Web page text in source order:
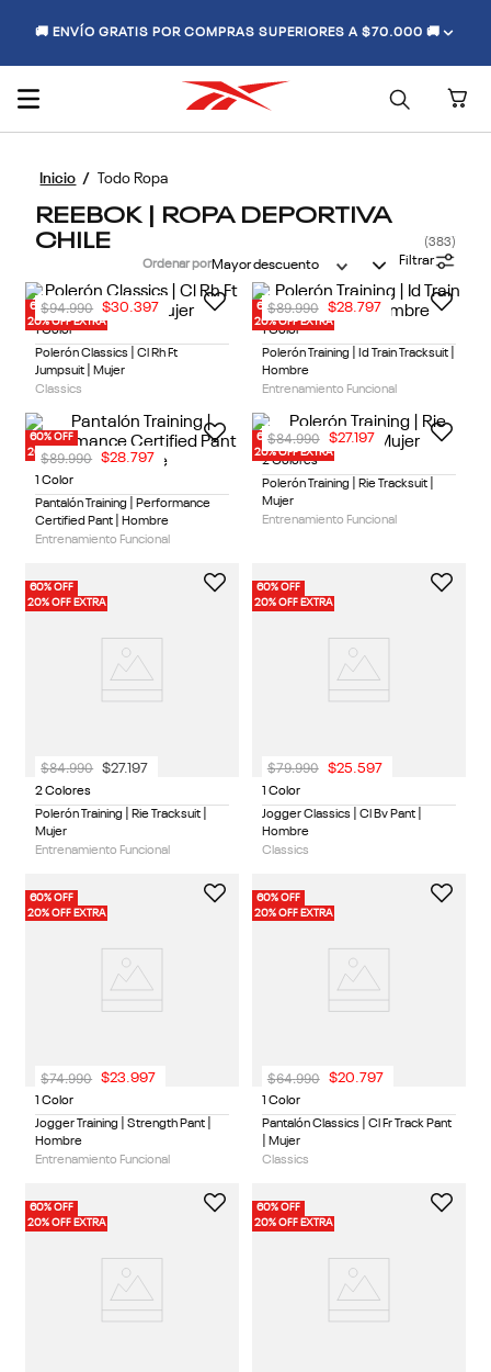
🚚 ENVÍO GRATIS POR COMPRAS SUPERIORES A $70.000 🚚
Todo Ropa
REEBOK | ROPA DEPORTIVA
CHILE 383
Ordenar porMayor descuento Filtrar
60% OFF
20% OFF EXTRA
1 Color
Polerón Classics | Cl Rh Ft
Jumpsuit | Mujer
Classics
$94.990 $30.397
60% OFF
20% OFF EXTRA
1 Color
Polerón Training | Id Train Tracksuit |
Hombre
Entrenamiento Funcional
$89.990 $28.797
60% OFF
20% OFF EXTRA
1 Color
Pantalón Training | Performance
Certified Pant | Hombre
Entrenamiento Funcional
$89.990 $28.797
60% OFF
20% OFF EXTRA
2 Colores
Polerón Training | Rie Tracksuit |
Mujer
Entrenamiento Funcional
$84.990 $27.197
60% OFF
20% OFF EXTRA
2 Colores
Polerón Training | Rie Tracksuit |
Mujer
Entrenamiento Funcional
$84.990 $27.197
60% OFF
20% OFF EXTRA
1 Color
Jogger Classics | Cl Bv Pant |
Hombre
Classics
$79.990 $25 597
60% OFF
20% OFF EXTRA
1 Color
Jogger Training | Strength Pant |
Hombre
Entrenamiento Funcional
$74.990 $23.997
60% OFF
20% OFF EXTRA
1 Color
Pantalón Classics | Cl Fr Track Pant
| Mujer
Classics
$64.990 $20.797
60% OFF
20% OFF EXTRA
60% OFF
20% OFF EXTRA